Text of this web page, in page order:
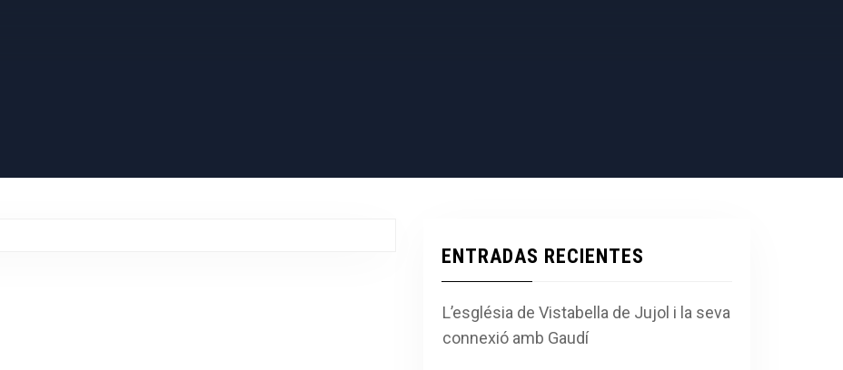
ENTRADAS RECIENTES
L’església de Vistabella de Jujol i la seva
connexió amb Gaudí